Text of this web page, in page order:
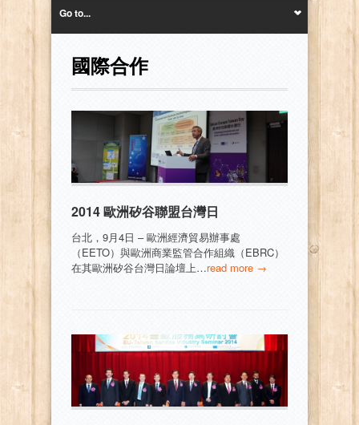
Go to...
國際合作
2014 歐洲矽谷聯盟台灣日
台北，9月4日 – 歐洲經濟貿易辦事處
（EETO）與歐洲商業監管合作組織（EBRC）
在其歐洲矽谷台灣日論壇上…read more →